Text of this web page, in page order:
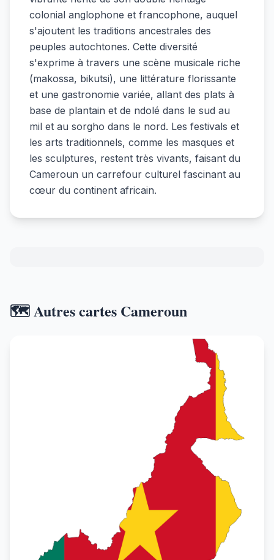
colonial anglophone et francophone, auquel
s'ajoutent les traditions ancestrales des
peuples autochtones. Cette diversité
s'exprime à travers une scène musicale riche
(makossa, bikutsi), une littérature florissante
et une gastronomie variée, allant des plats à
base de plantain et de ndolé dans le sud au
mil et au sorgho dans le nord. Les festivals et
les arts traditionnels, comme les masques et
les sculptures, restent très vivants, faisant du
Cameroun un carrefour culturel fascinant au
cœur du continent africain.
🗺️ Autres cartes Cameroun